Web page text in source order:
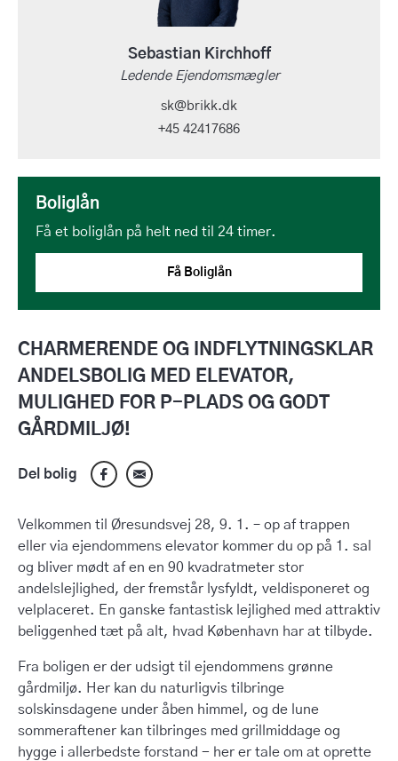
CHARMERENDE OG INDFLYTNINGSKLAR
ANDELSBOLIG MED ELEVATOR,
MULIGHED FOR P-PLADS OG GODT
GÅRDMILJØ!
Del bolig
Velkommen til Øresundsvej 28, 9. 1. – op af trappen
eller via ejendommens elevator kommer du op på 1. sal
og bliver mødt af en en 90 kvadratmeter stor
andelslejlighed, der fremstår lysfyldt, veldisponeret og
velplaceret. En ganske fantastisk lejlighed med attraktiv
beliggenhed tæt på alt, hvad København har at tilbyde.
Fra boligen er der udsigt til ejendommens grønne
gårdmiljø. Her kan du naturligvis tilbringe
solskinsdagene under åben himmel, og de lune
sommeraftener kan tilbringes med grillmiddage og
hygge i allerbedste forstand - her er tale om at oprette
Sebastian Kirchhoff
Ledende Ejendomsmægler
sk@brikk.dk
+45 42417686
Boliglån
Få et boliglån på helt ned til 24 timer.
Få Boliglån